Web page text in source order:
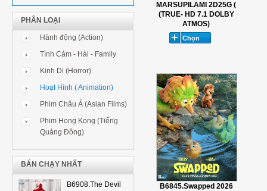
PHÂN LOẠI
Hành động (Action)
Tình Cảm - Hài - Family
Kinh Dị (Horror)
Hoạt Hình ( Animation)
Phim Châu Á (Asian Films)
Phim Hong Kong (Tiếng
Quảng Đông)
BÁN CHẠY NHẤT
B6908.The Devil
MARSUPILAMI 2D25G (
(TRUE- HD 7.1 DOLBY
ATMOS)
B6845.Swapped 2026